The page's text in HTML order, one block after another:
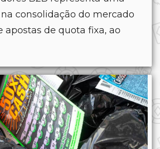
consolidação do mercado
apostas de quota fixa, ao